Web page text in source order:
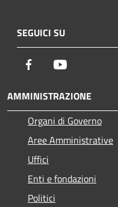
SEGUICI SU
Facebook
AMMINISTRAZIONE
Organi di Governo
Aree Amministrative
Uffici
Enti e fondazioni
Politici